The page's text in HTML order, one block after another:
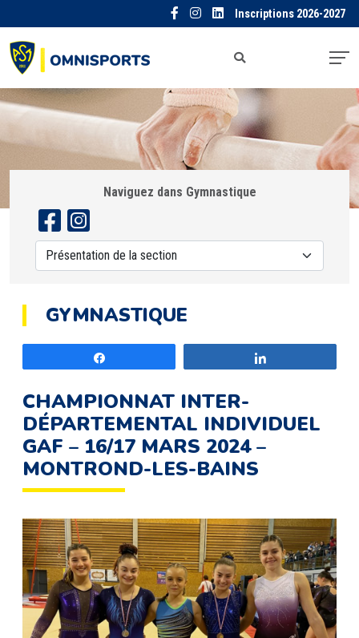
Inscriptions 2026-2027
Naviguez dans Gymnastique
GYMNASTIQUE
CHAMPIONNAT INTER-
DÉPARTEMENTAL INDIVIDUEL
GAF – 16/17 MARS 2024 –
MONTROND-LES-BAINS